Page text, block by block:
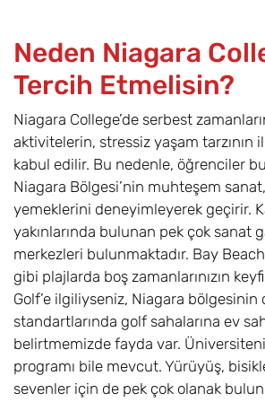
Neden Niagara
Tercih Etmelisin?
Niagara College’de serbest
aktivitelerin, stressiz yaşam tarzının
kabul edilir. Bu nedenle, öğrenciler
Niagara Bölgesi’nin muhteşem
yemeklerini deneyimleyerek geçirir.
yakınlarında bulunan pek çok sanat
merkezleri bulunmaktadır. Bay
gibi plajlarda boş zamanlarınızın
Golf’e ilgiliyseniz, Niagara bölgesinin
standartlarında golf sahalarına ev
belirtmemizde fayda var.
programı bile mevcut. Yürüyüş,
sevenler için de pek çok olanak